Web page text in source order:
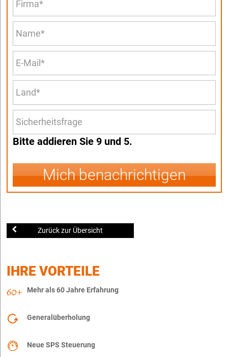
Bitte addieren Sie 9 und 5.
Mich benachrichtigen
Zurück zur Übersicht
IHRE VORTEILE
Mehr als 60 Jahre Erfahrung
Generalüberholung
Neue SPS Steuerung